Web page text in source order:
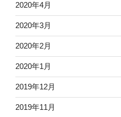
2020年4月
2020年3月
2020年2月
2020年1月
2019年12月
2019年11月